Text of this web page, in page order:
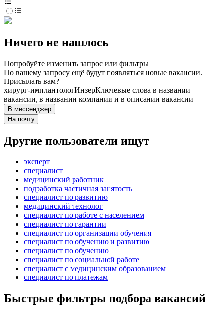
Ничего не нашлось
Попробуйте изменить запрос или фильтры
По вашему запросу ещё будут появляться новые вакансии.
Присылать вам?
хирург-имплантологИнзерКлючевые слова в названии
вакансии, в названии компании и в описании вакансии
В мессенджер
На почту
Другие пользователи ищут
эксперт
специалист
медицинский работник
подработка частичная занятость
специалист по развитию
медицинский технолог
специалист по работе с населением
специалист по гарантии
специалист по организации обучения
специалист по обучению и развитию
специалист по обучению
специалист по социальной работе
специалист с медицинским образованием
специалист по платежам
Быстрые фильтры подбора вакансий